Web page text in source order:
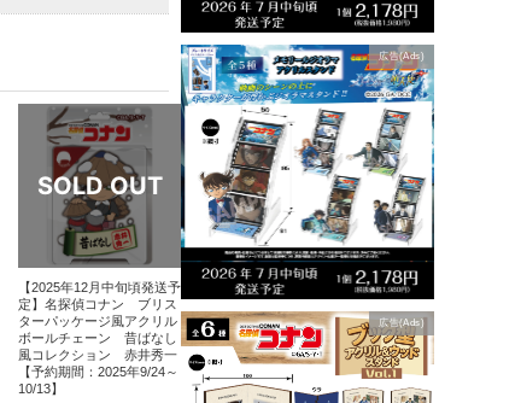
広告(Ads)
広告(Ads)
【2025年12月中旬頃発送予
定】名探偵コナン ブリス
ターパッケージ風アクリル
ボールチェーン 昔ばなし
風コレクション 赤井秀一
【予約期間：2025年9/24～
10/13】